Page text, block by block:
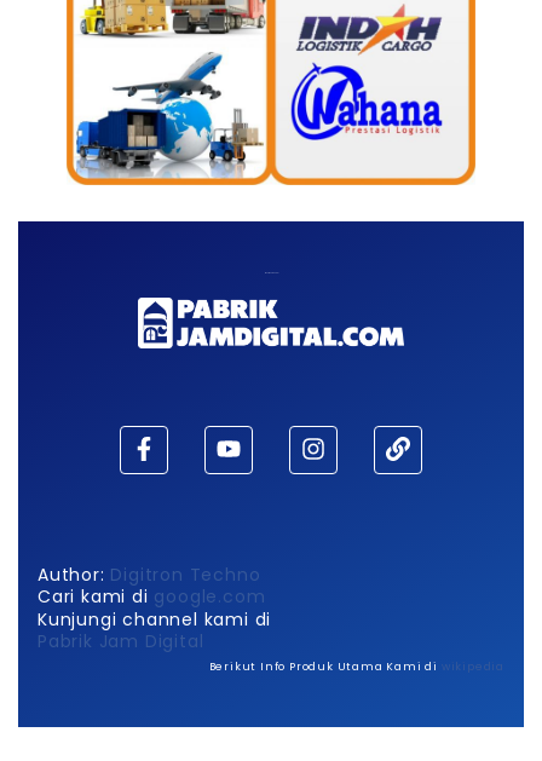
Author: Digitron Techno
Cari kami di google.com
Kunjungi channel kami di
Pabrik Jam Digital
Berikut Info Produk Utama Kami di wikipedia